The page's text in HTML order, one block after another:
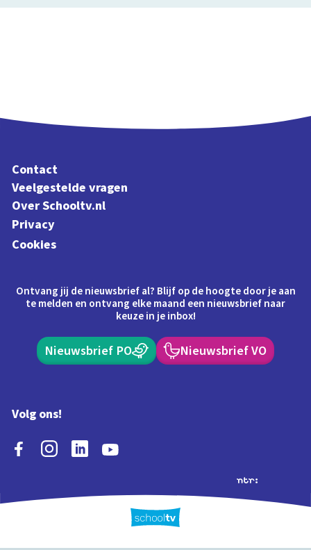
Contact
Veelgestelde vragen
Over Schooltv.nl
Privacy
Cookies
Ontvang jij de nieuwsbrief al? Blijf op de hoogte door je aan
te melden en ontvang elke maand een nieuwsbrief naar
keuze in je inbox!
Nieuwsbrief PO Nieuwsbrief VO
Volg ons!